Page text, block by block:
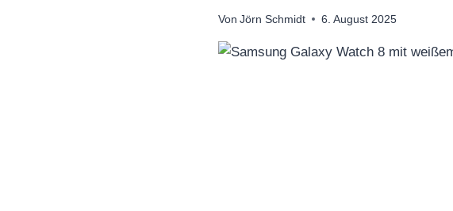
Von Jörn Schmidt 6. August 2025